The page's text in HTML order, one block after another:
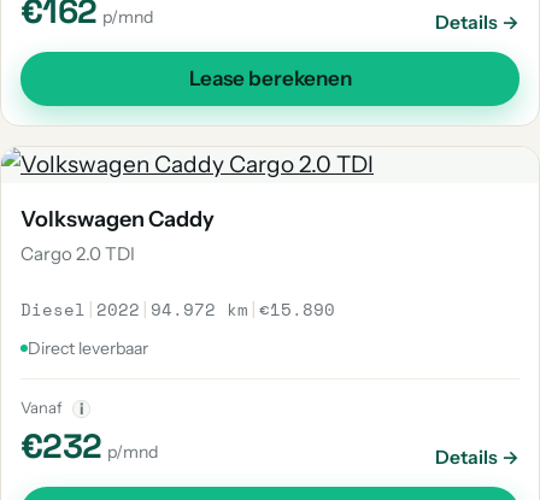
€162 p/mnd Details →
Lease berekenen
Volkswagen Caddy
Cargo 2.0 TDI
Diesel | 2022 | 94.972 km |€15.890
Direct leverbaar
Vanaf i
€232 p/mnd Details →